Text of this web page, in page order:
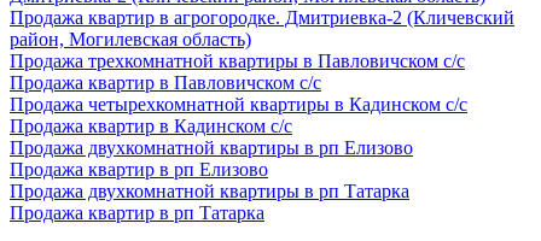
Продажа квартир в агрогородке. Дмитриевка-2 (Кличевский
район, Могилевская область)
Продажа трехкомнатной квартиры в Павловичском с/с
Продажа квартир в Павловичском с/с
Продажа четырехкомнатной квартиры в Кадинском с/с
Продажа квартир в Кадинском с/с
Продажа двухкомнатной квартиры в рп Елизово
Продажа квартир в рп Елизово
Продажа двухкомнатной квартиры в рп Татарка
Продажа квартир в рп Татарка